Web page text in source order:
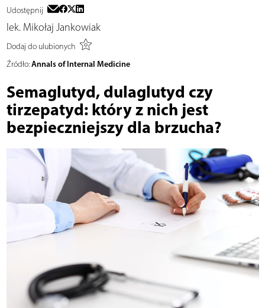
Udostępnij
lek. Mikołaj Jankowiak
Dodaj do ulubionych
Źródło: Annals of Internal Medicine
Semaglutyd, dulaglutyd czy
tirzepatyd: który z nich jest
bezpieczniejszy dla brzucha?